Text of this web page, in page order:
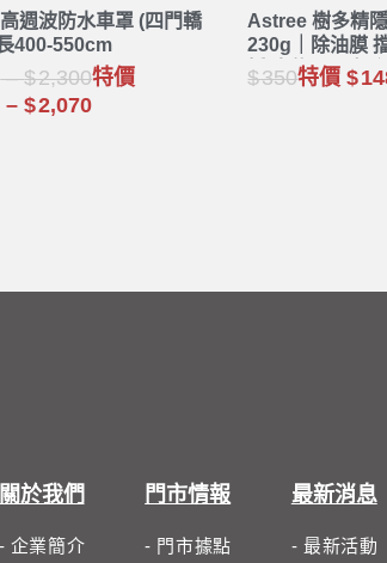
週波防水車罩 (四門轎
400-550cm
– 2,300特價
– 2,070
Astree 樹多精
230g｜除油膜
垢 水龍頭 馬桶
350特價
關於我們
- 企業簡介
門市情報
- 門市據點
最新消息
- 最新活動